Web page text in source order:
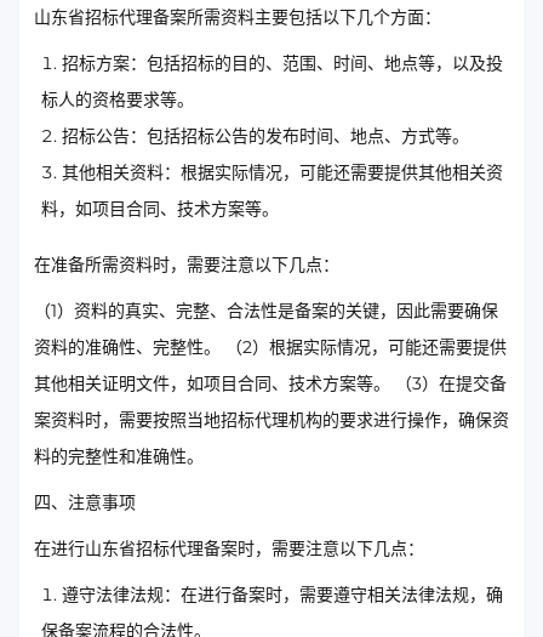
山东省招标代理备案所需资料主要包括以下几个方面：
招标方案：包括招标的目的、范围、时间、地点等，以及投
标人的资格要求等。
招标公告：包括招标公告的发布时间、地点、方式等。
其他相关资料：根据实际情况，可能还需要提供其他相关资
料，如项目合同、技术方案等。
在准备所需资料时，需要注意以下几点：
（1）资料的真实、完整、合法性是备案的关键，因此需要确保
资料的准确性、完整性。 （2）根据实际情况，可能还需要提供
其他相关证明文件，如项目合同、技术方案等。 （3）在提交备
案资料时，需要按照当地招标代理机构的要求进行操作，确保资
料的完整性和准确性。
四、注意事项
在进行山东省招标代理备案时，需要注意以下几点：
遵守法律法规：在进行备案时，需要遵守相关法律法规，确
保备案流程的合法性。